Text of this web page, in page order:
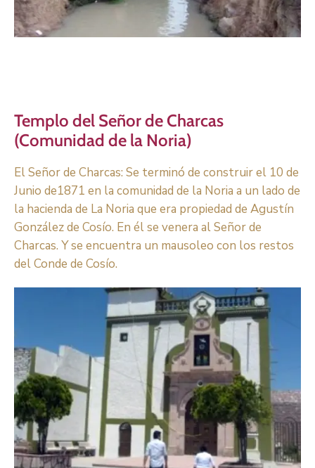
Templo del Señor de Charcas
(Comunidad de la Noria)
El Señor de Charcas: Se terminó de construir el 10 de
Junio de1871 en la comunidad de la Noria a un lado de
la hacienda de La Noria que era propiedad de Agustín
González de Cosío. En él se venera al Señor de
Charcas. Y se encuentra un mausoleo con los restos
del Conde de Cosío.